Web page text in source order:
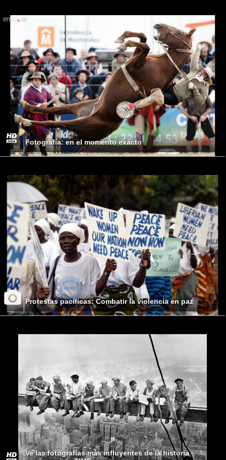
Fotografía: en el momento exacto
Protestas pacíficas: Combatir la violencia en paz
Ve las fotografías más influyentes de la historia